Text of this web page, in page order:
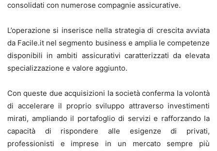
consolidati con numerose compagnie assicurative.
L’operazione si inserisce nella strategia di crescita avviata
da Facile.it nel segmento business e amplia le competenze
disponibili in ambiti assicurativi caratterizzati da elevata
specializzazione e valore aggiunto.
Con queste due acquisizioni la società conferma la volontà
di accelerare il proprio sviluppo attraverso investimenti
mirati, ampliando il portafoglio di servizi e rafforzando la
capacità di rispondere alle esigenze di privati,
professionisti e imprese in un mercato sempre più